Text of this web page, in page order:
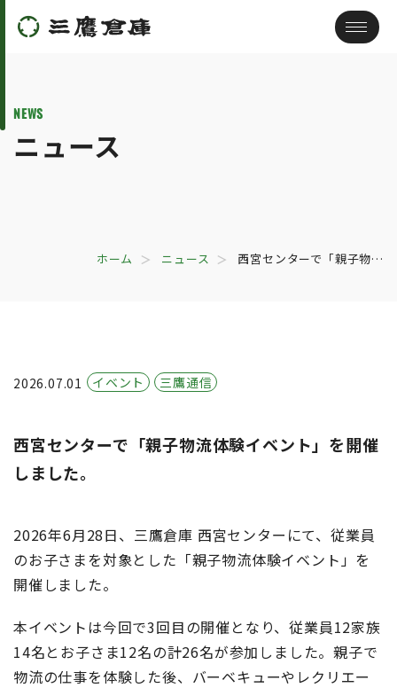
NEWS
ニュース
ホーム ニュース 西宮センターで「親子物…
2026.07.01 イベント 三鷹通信
西宮センターで「親子物流体験イベント」を開催
しました。
2026年6月28日、三鷹倉庫 西宮センターにて、従業員
のお子さまを対象とした「親子物流体験イベント」を
開催しました。
本イベントは今回で3回目の開催となり、従業員12家族
14名とお子さま12名の計26名が参加しました。親子で
物流の仕事を体験した後、バーベキューやレクリエー